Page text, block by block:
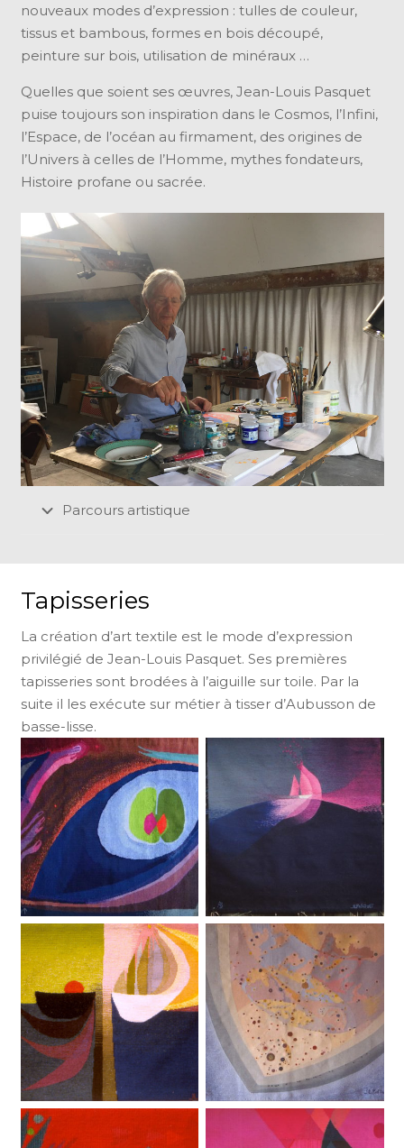
nouveaux modes d’expression : tulles de couleur,
tissus et bambous, formes en bois découpé,
peinture sur bois, utilisation de minéraux …
Quelles que soient ses œuvres, Jean-Louis Pasquet
puise toujours son inspiration dans le Cosmos, l’Infini,
l’Espace, de l’océan au firmament, des origines de
l’Univers à celles de l’Homme, mythes fondateurs,
Histoire profane ou sacrée.
Parcours artistique
Tapisseries
La création d’art textile est le mode d’expression
privilégié de Jean-Louis Pasquet. Ses premières
tapisseries sont brodées à l’aiguille sur toile. Par la
suite il les exécute sur métier à tisser d’Aubusson de
basse-lisse.